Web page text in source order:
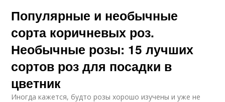
Популярные и необычные
сорта коричневых роз.
Необычные розы: 15 лучших
сортов роз для посадки в
цветник
Иногда кажется, будто розы хорошо изучены и уже не